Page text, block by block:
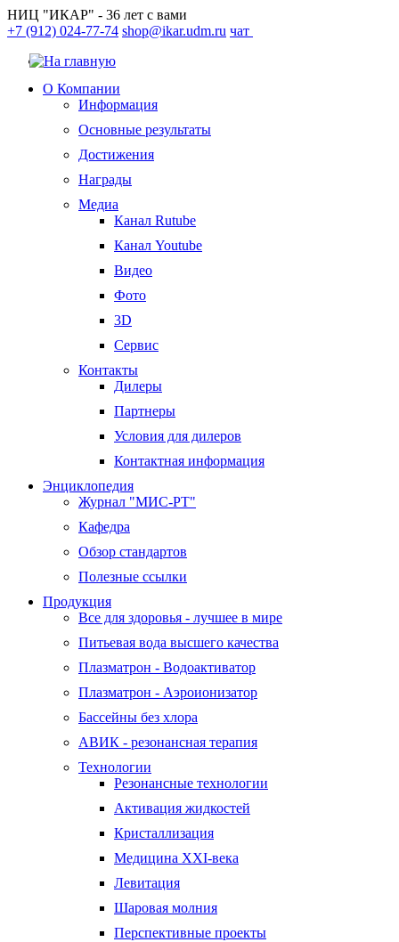
НИЦ "ИКАР" - 36 лет с вами
+7 (912) 024-77-74 shop@ikar.udm.ru чат
О Компании
Информация
Основные результаты
Достижения
Награды
Медиа
Канал Rutube
Канал Youtube
Видео
Фото
3D
Сервис
Контакты
Дилеры
Партнеры
Условия для дилеров
Контактная информация
Энциклопедия
Журнал "МИС-РТ"
Кафедра
Обзор стандартов
Полезные ссылки
Продукция
Все для здоровья - лучшее в мире
Питьевая вода высшего качества
Плазматрон - Водоактиватор
Плазматрон - Аэроионизатор
Бассейны без хлора
АВИК - резонансная терапия
Технологии
Резонансные технологии
Активация жидкостей
Кристаллизация
Медицина XXI-века
Левитация
Шаровая молния
Перспективные проекты